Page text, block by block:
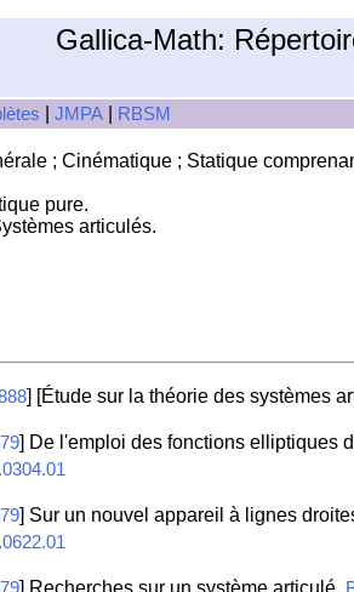
Gallica-Math:
JMPA RBSM
; Cinématique ; Statique
pure.
articulés.
] [Étude sur la théorie des systèmes
] De l'emploi des fonctions elliptiques
] Sur un nouvel appareil à lignes